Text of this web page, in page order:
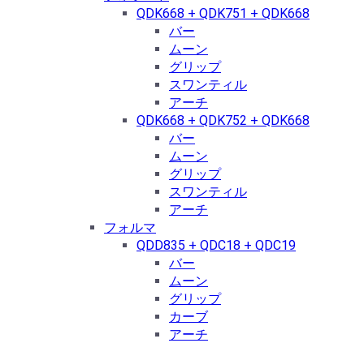
QDK668 + QDK751 + QDK668
バー
ムーン
グリップ
スワンティル
アーチ
QDK668 + QDK752 + QDK668
バー
ムーン
グリップ
スワンティル
アーチ
フォルマ
QDD835 + QDC18 + QDC19
バー
ムーン
グリップ
カーブ
アーチ